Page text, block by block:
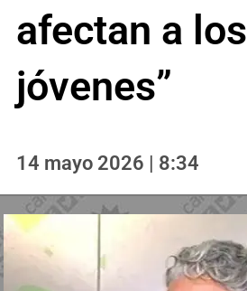
afectan a los
jóvenes”
14 mayo 2026 | 8:34